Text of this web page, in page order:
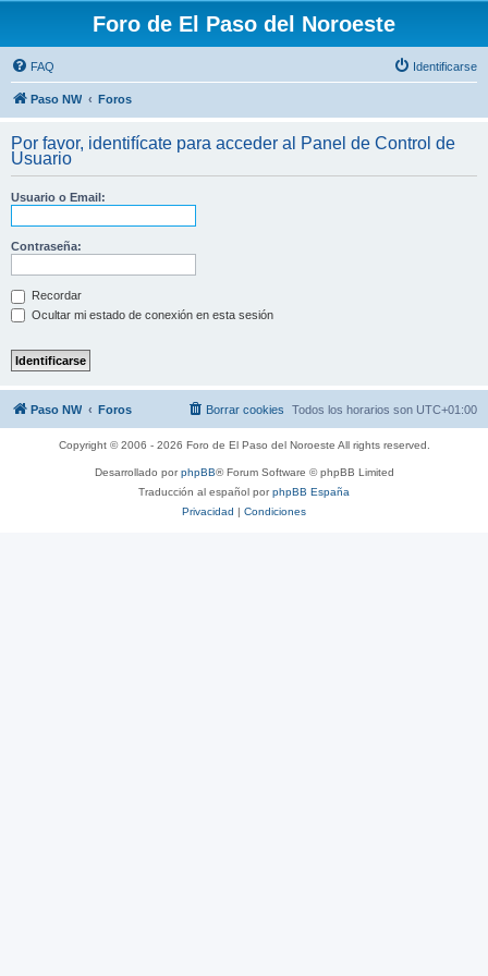
Foro de El Paso del Noroeste
FAQ Identificarse
Paso NW Foros
Por favor, identifícate para acceder al Panel de Control de
Usuario
Usuario o Email:
Contraseña:
Recordar
Ocultar mi estado de conexión en esta sesión
Paso NW Foros Todos los horarios son UTC+01:00
Borrar cookies
Copyright © 2006 - 2026 Foro de El Paso del Noroeste All rights reserved.
Desarrollado porphpBB® Forum Software © phpBB Limited
Traducción al español porphpBB España
Privacidad | Condiciones